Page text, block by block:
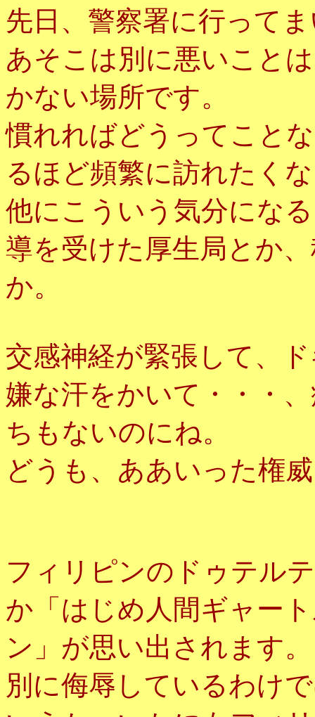
先日、警察署に行って
あそこは別に悪いこと
かない場所です。
慣れればどうってこと
るほど頻繁に訪れたく
他にこういう気分にな
導を受けた厚生局とか
か。
交感神経が緊張して、
嫌な汗をかいて・・・
ちもないのにね。
どうも、ああいった権
フィリピンのドゥテル
か「はじめ人間ギャー
ン」が思い出されます。
別に侮辱しているわけ